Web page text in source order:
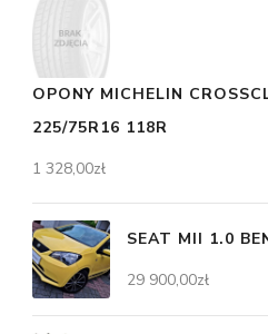
OPONY MICHELIN
225/75R16 118R
1 328,00zł
SEAT MII 1.0
29 900,00zł